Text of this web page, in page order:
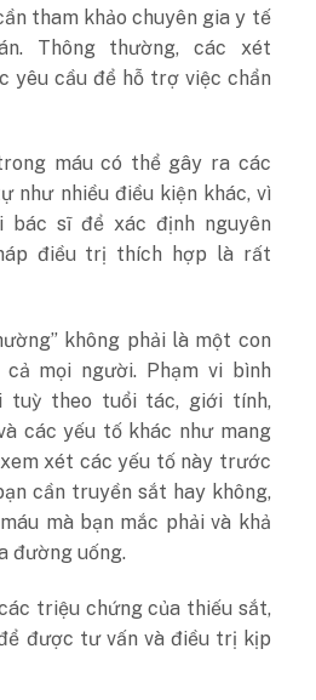
tham khảo chuyên gia y tế
Thông thường, các xét
yêu cầu để hỗ trợ việc chẩn
máu có thể gây ra các
như nhiều điều kiện khác, vì
bác sĩ để xác định nguyên
điều trị thích hợp là rất
không phải là một con
mọi người. Phạm vi bình
tuỳ theo tuổi tác, giới tính,
các yếu tố khác như mang
xét các yếu tố này trước
cần truyền sắt hay không,
mà bạn mắc phải và khả
đường uống.
triệu chứng của thiếu sắt,
được tư vấn và điều trị kịp